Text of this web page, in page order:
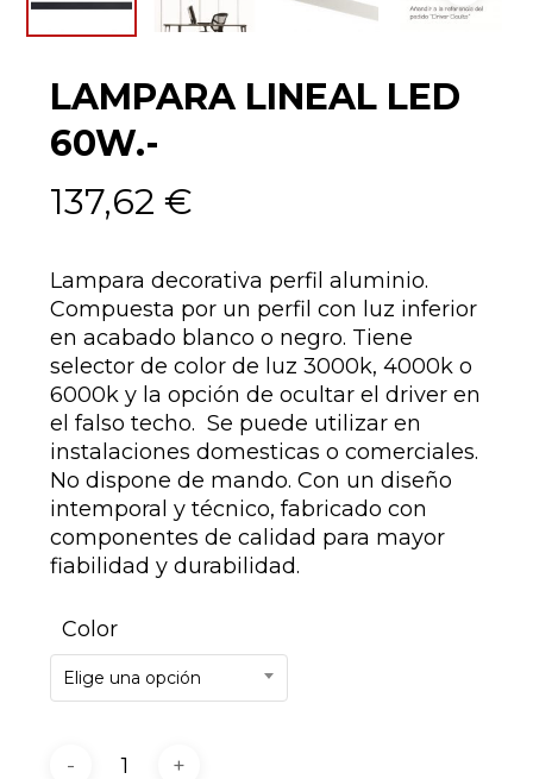
LAMPARA LINEAL LED
60W.-
137,62 €
Lampara decorativa perfil aluminio.
Compuesta por un perfil con luz inferior
en acabado blanco o negro. Tiene
selector de color de luz 3000k, 4000k o
6000k y la opción de ocultar el driver en
el falso techo. Se puede utilizar en
instalaciones domesticas o comerciales.
No dispone de mando. Con un diseño
intemporal y técnico, fabricado con
componentes de calidad para mayor
fiabilidad y durabilidad.
Color
Elige una opción